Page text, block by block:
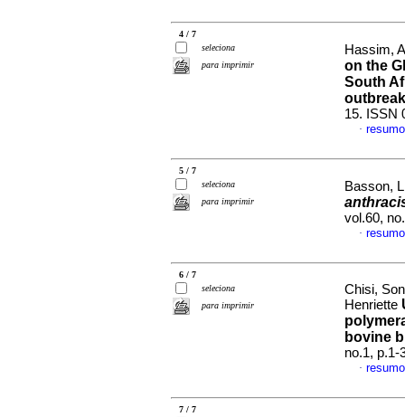
4 / 7
seleciona
para imprimir
Hassim,
on the
South
15. ISSN
·
5 / 7
seleciona
para imprimir
Basson,
vol.60,
·
6 / 7
seleciona
para imprimir
Chisi,
Henriette
bovine
no.1, p.1-
·
7 / 7